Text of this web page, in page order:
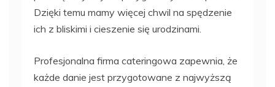
Dzięki temu mamy więcej chwil na spędzenie
ich z bliskimi i cieszenie się urodzinami.
Profesjonalna firma cateringowa zapewnia, że
każde danie jest przygotowane z najwyższą